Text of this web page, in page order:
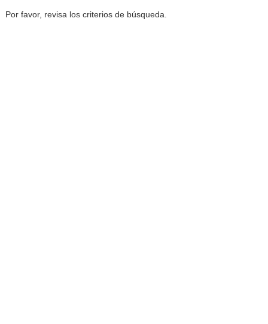
Por favor, revisa los criterios de búsqueda.